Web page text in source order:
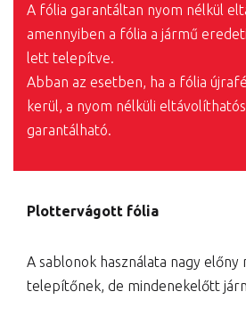
A fólia garantáltan nyom nélkül
amennyiben a fólia a jármű
lett telepítve.
Abban az esetben, ha a fólia
kerül, a nyom nélküli
garantálható.
Plottervágott fólia
A sablonok használata nagy előny
telepítőnek, de mindenekelőtt